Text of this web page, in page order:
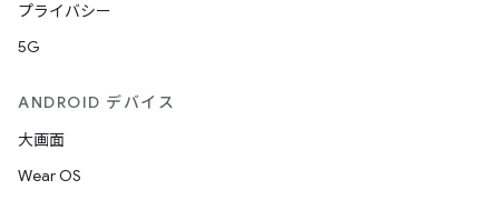
プライバシー
5G
ANDROID デバイス
大画面
Wear OS